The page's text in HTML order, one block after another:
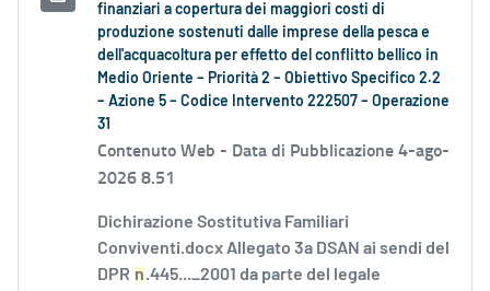
finanziari a copertura dei maggiori costi di
produzione sostenuti dalle imprese della pesca e
dell'acquacoltura per effetto del conflitto bellico in
Medio Oriente – Priorità 2 – Obiettivo Specifico 2.2
– Azione 5 – Codice Intervento 222507 – Operazione
31
Contenuto Web - Data di Pubblicazione 4-ago-
2026 8.51
Dichirazione Sostitutiva Familiari
Conviventi.docx Allegato 3a DSAN ai sendi del
DPR n.445..._2001 da parte del legale